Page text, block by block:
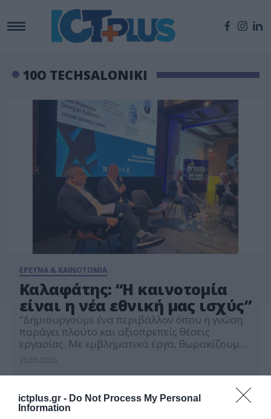
ictplus.gr - Do Not Process My Personal
Information
10Ο TECHSALONIKI
ΕΡΕΥΝΑ & ΚΑΙΝΟΤΟΜΙΑ
Καλαφάτης: “H καινοτομία
είναι η νέα εθνική μας ισχύς”
“Δημιουργούμε ένα περιβάλλον όπου η γνώση
παράγει πλούτο και αξιοπρεπείς θέσεις
εργασίας. Με εμβληματικά έργα, θωρακίζουμε
άνθρωπο και την προοπτική για κάθε
συμπολίτη μας. Η κοινωνική συνοχή είναι το
θεμέλιο της ανάπτυξης. Γιατί τελικά, η